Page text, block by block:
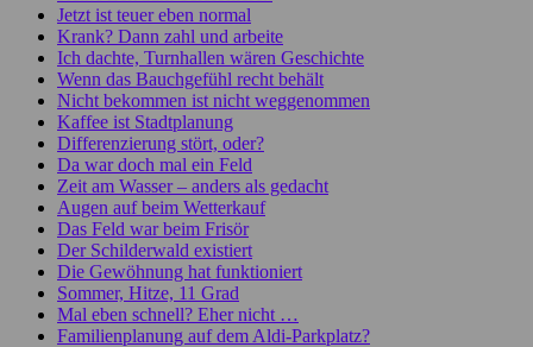
Jetzt ist teuer eben normal
Krank? Dann zahl und arbeite
Ich dachte, Turnhallen wären Geschichte
Wenn das Bauchgefühl recht behält
Nicht bekommen ist nicht weggenommen
Kaffee ist Stadtplanung
Differenzierung stört, oder?
Da war doch mal ein Feld
Zeit am Wasser – anders als gedacht
Augen auf beim Wetterkauf
Das Feld war beim Frisör
Der Schilderwald existiert
Die Gewöhnung hat funktioniert
Sommer, Hitze, 11 Grad
Mal eben schnell? Eher nicht …
Familienplanung auf dem Aldi-Parkplatz?